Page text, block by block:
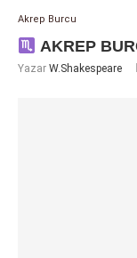
Akrep Burcu
AKREP
Yazar W.Shakespeare